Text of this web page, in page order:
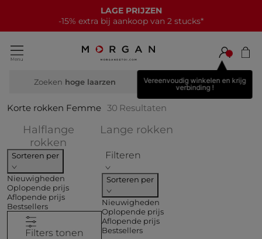
NIEUWE COLLECTIE
15€ korting bij elke aankoop van 70€*
Vereenvoudig winkelen en krijg
verbinding !
Zoeken hog
Korte rokken Femme 30 Resultaten
Halflange
rokken
Lange rokken
Sorteren per
Nieuwigheden
Oplopende prijs
Aflopende prijs
Bestsellers
Filters tonen
Filteren
Sorteren per
Nieuwigheden
Oplopende prijs
Aflopende prijs
Bestsellers